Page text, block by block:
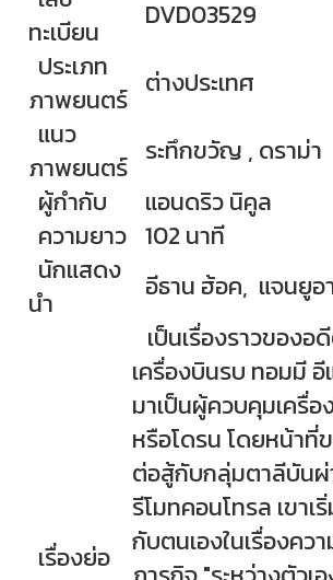
ทะเบียน
DVD03529
ประเภท
ภาพยนตร์ ต่างประเทศ
แนว
ภาพยนตร์ ระทึกขวัญ , ดราม่า
ผู้กำกับ
แอนดริว นิคูล
ความยาว 102 นาที
นักแสดง
นำ
อีธาน ฮ้อค, แจนยูอ
เรื่องย่อ
เป็นเรื่องราวของ
เครื่องบินรบ ทอมมี
มาเป็นผู้ควบคุมเครื่
หรือโดรน โดยหน้าที่
ต่อสู้กับกลุ่มตาลีบันผ่
รีโมทคอนโทรล เขาเ
กับตนเองในเรื่องคว